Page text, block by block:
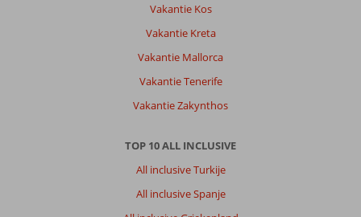
Vakantie Kos
Vakantie Kreta
Vakantie Mallorca
Vakantie Tenerife
Vakantie Zakynthos
TOP 10 ALL INCLUSIVE
All inclusive Turkije
All inclusive Spanje